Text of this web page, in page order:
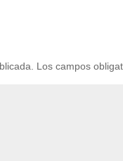
Los campos